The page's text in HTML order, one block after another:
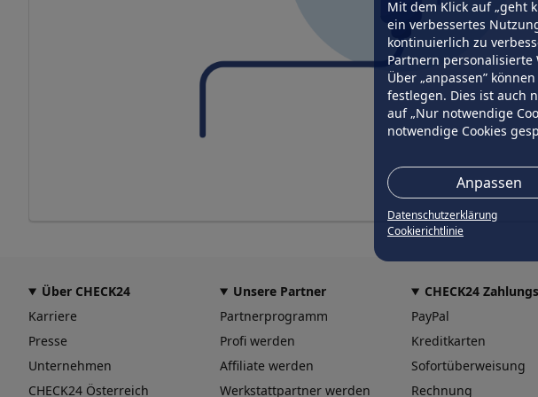
Mit dem Klick auf „geht
ein verbessertes
kontinuierlich zu
Partnern personalisierte
Über „anpassen”
festlegen. Dies ist auch
auf „Nur notwendige
notwendige Cookies
Anpassen
Datenschutzerklärung
Cookierichtlinie
Über CHECK24
Karriere
Presse
Unternehmen
CHECK24 Österreich
Unsere Partner
Partnerprogramm
Profi werden
Affiliate werden
Werkstattpartner werden
CHECK24
PayPal
Kreditkarten
Sofortüberweisung
Rechnung